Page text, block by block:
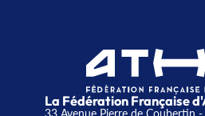
La Fédération Française
33 Avenue Pierre de Coubertin